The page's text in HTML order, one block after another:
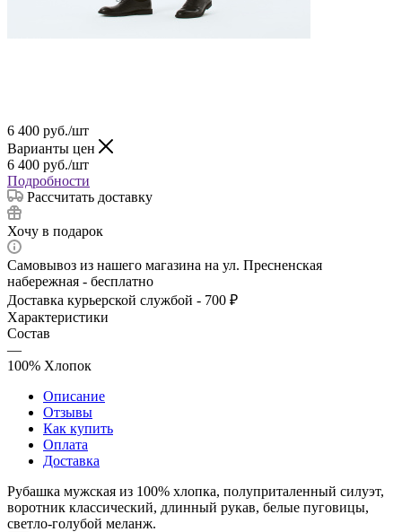
6 400 руб./шт
Варианты цен
6 400 руб./шт
Подробности
Рассчитать доставку
Хочу в подарок
Самовывоз из нашего магазина на ул. Пресненская
набережная - бесплатно
Доставка курьерской службой - 700 ₽
Характеристики
Состав
—
100% Хлопок
Описание
Отзывы
Как купить
Оплата
Доставка
Рубашка мужская из 100% хлопка, полуприталенный силуэт,
воротник классический, длинный рукав, белые пуговицы,
светло-голубой меланж.